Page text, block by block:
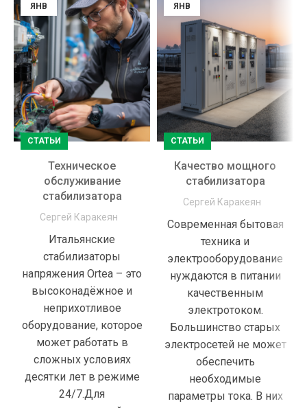
ЯНВ
СТАТЬИ
Техническое
обслуживание
стабилизатора
Сергей Каракеян
Итальянские
стабилизаторы
напряжения Ortea – это
высоконадёжное и
неприхотливое
оборудование, которое
может работать в
сложных условиях
десятки лет в режиме
24/7.Для
ЯНВ
СТАТЬИ
Качество мощного
стабилизатора
Сергей Каракеян
Современная бытовая
техника и
электрооборудование
нуждаются в питании
качественным
электротоком.
Большинство старых
электросетей не может
обеспечить
необходимые
параметры тока. В них